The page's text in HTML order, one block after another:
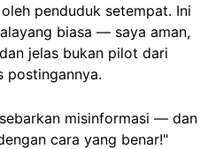
penduduk setempat. Ini
biasa — saya aman,
jelas bukan pilot dari
postingannya.
misinformasi — dan
cara yang benar!"